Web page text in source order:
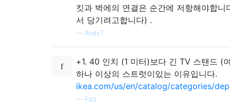
킷과 벽에의 연결은 순간에 저항해야합
서 당기려고합니다) .
— AndyT
+1. 40 인치 (1 미터)보다 긴 TV 스탠드 (
하나 이상의 스트럿이있는 이유입니다.
ikea.com/us/en/catalog/categories/
— Fizz